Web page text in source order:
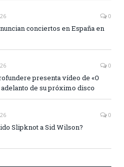
0
conciertos en España en
0
presenta vídeo de «O
adelanto de su próximo disco
0
Slipknot a Sid Wilson?